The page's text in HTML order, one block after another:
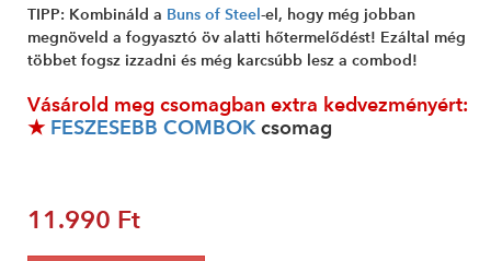
TIPP: Kombináld a Buns of Steel -el, hogy még jobban
megnöveld a fogyasztó öv alatti hőtermelődést! Ezáltal még
többet fogsz izzadni és még karcsúbb lesz a combod!
Vásárold meg csomagban extra kedvezményért:
★ FESZESEBB COMBOKcsomag
11.990 Ft